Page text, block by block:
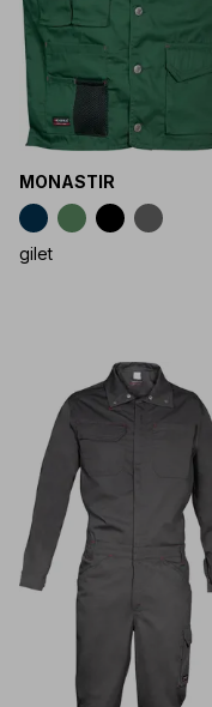
MONASTIR
gilet